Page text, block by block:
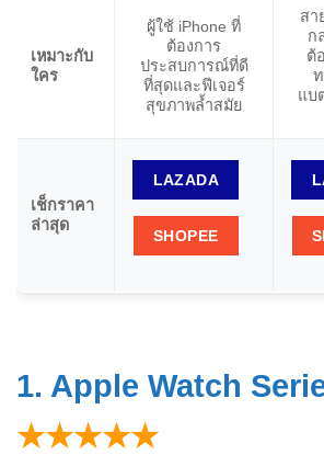
เหมาะกับ
ใคร
ผู้ใช้ iPhone ที่
ต้องการ
ประสบการณ์ที่ดี
ที่สุดและฟีเจอร์
สุขภาพล้ำสมัย
สา
ก
ต้
แบ
เช็กราคา
ล่าสุด
LAZADA
SHOPEE
1. Apple Watch
★★★★★